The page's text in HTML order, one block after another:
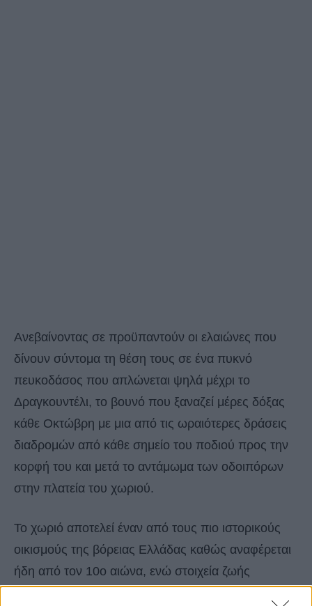
Ανεβαίνοντας σε προϋπαντούν οι ελαιώνες που
δίνουν σύντομα τη θέση τους σε ένα πυκνό
πευκοδάσος που απλώνεται ψηλά μέχρι το
Δραγκουντέλι, το βουνό που ξαναζεί μέρες δόξας
κάθε Οκτώβρη με μια από τις ωραιότερες δράσεις
διαδρομών από κάθε σημείο του ποδιού προς την
κορφή του και μετά το αντάμωμα των οδοιπόρων
στην πλατεία του χωριού.
Το χωριό αποτελεί έναν από τους πιο ιστορικούς
οικισμούς της βόρειας Ελλάδας καθώς αναφέρεται
ήδη από τον 10ο αιώνα, ενώ στοιχεία ζωής